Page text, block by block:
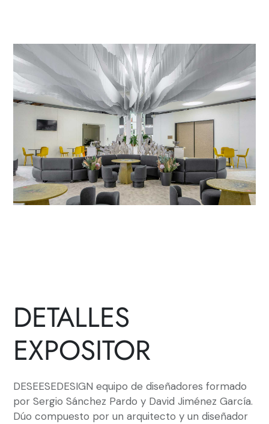
DETALLES
EXPOSITOR
DESEESEDESIGN equipo de diseñadores formado
por Sergio Sánchez Pardo y David Jiménez García.
Dúo compuesto por un arquitecto y un diseñador